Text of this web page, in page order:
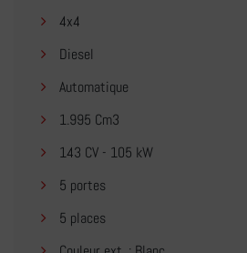
4x4
Diesel
Automatique
1.995 Cm3
143 CV - 105 kW
5 portes
5 places